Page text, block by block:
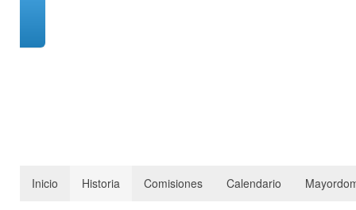
Inicio Historia Comisiones Calendario